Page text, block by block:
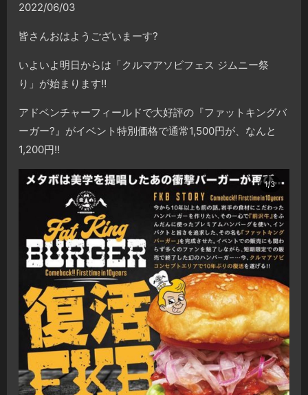
2022/06/03
皆さんおはようございまーす?
いよいよ明日からは「クルマアソビフェス ジムニー祭
り」が始まります‼️
アドベンチャーフィールドで大好評の『ファットキングバ
ーガー?』がイベント特別価格で通常1,500円が、なんと
1,200円‼️